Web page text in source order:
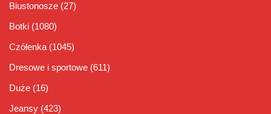
Biustonosze (27)
Botki (1080)
Czółenka (1045)
Dresowe i sportowe (611)
Duże (16)
Jeansy (423)